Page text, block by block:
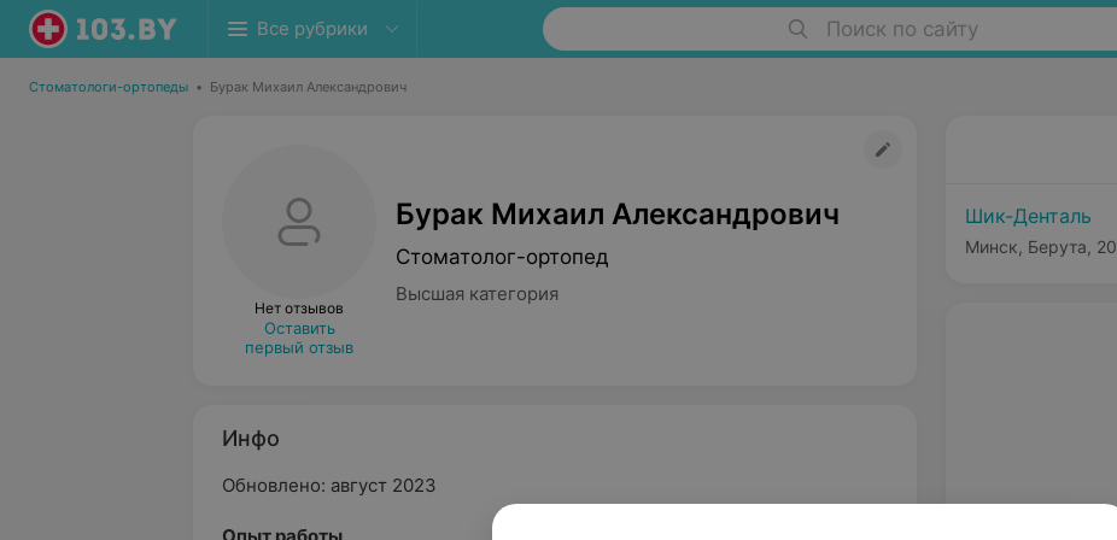
Все рубрики Поиск по сайту
Стоматологи-ортопеды • Бурак Михаил Александрович
Нет отзывов
Оставить
первый отзыв
Бурак Михаил Александрович
Стоматолог-ортопед
Высшая категория
Инфо
Обновлено: август 2023
Шик-Денталь
Минск, Берута, 20